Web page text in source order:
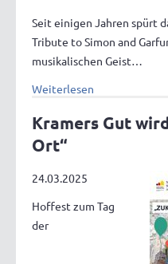
Seit einigen Jahren spürt
Tribute to Simon and
musikalischen Geist…
Weiterlesen
Kramers Gut
Ort“
24.03.2025
Hoffest zum Tag
der